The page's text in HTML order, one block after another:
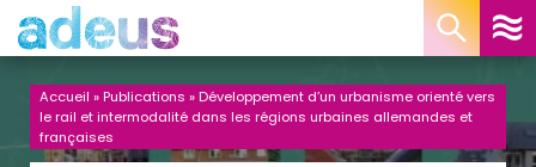
Accueil »Publications »Développement d’un urbanisme orienté vers
le rail et intermodalité dans les régions urbaines allemandes et
françaises
Panneau de gestion des cookies